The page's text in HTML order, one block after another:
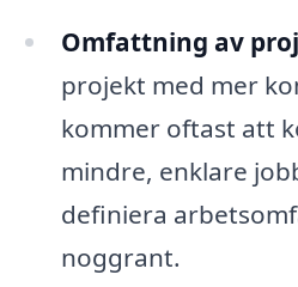
Omfattning av
projekt med mer
kommer oftast att
mindre, enklare
definiera
noggrant.